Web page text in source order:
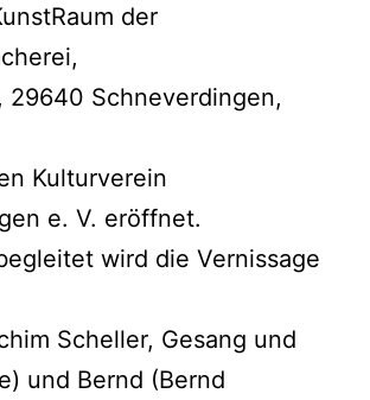
der
29640 Schneverdingen,
Kulturverein
e. V. eröffnet.
wird die Vernissage
Scheller, Gesang und
und Bernd (Bernd